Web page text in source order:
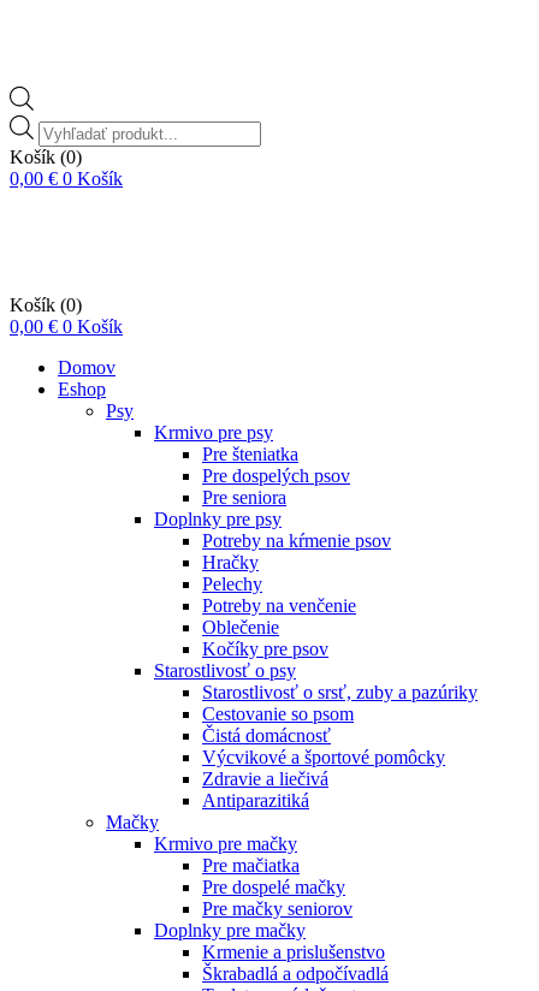
Vyhľadávanie
produktov
Košík (0)
0,00 € 0 Košík
Košík (0)
0,00 € 0 Košík
Domov
Eshop
Psy
Krmivo pre psy
Pre šteniatka
Pre dospelých psov
Pre seniora
Doplnky pre psy
Potreby na kŕmenie psov
Hračky
Pelechy
Potreby na venčenie
Oblečenie
Kočíky pre psov
Starostlivosť o psy
Starostlivosť o srsť, zuby a pazúriky
Cestovanie so psom
Čistá domácnosť
Výcvikové a športové pomôcky
Zdravie a liečivá
Antiparazitiká
Mačky
Krmivo pre mačky
Pre mačiatka
Pre dospelé mačky
Pre mačky seniorov
Doplnky pre mačky
Krmenie a prislušenstvo
Škrabadlá a odpočívadlá